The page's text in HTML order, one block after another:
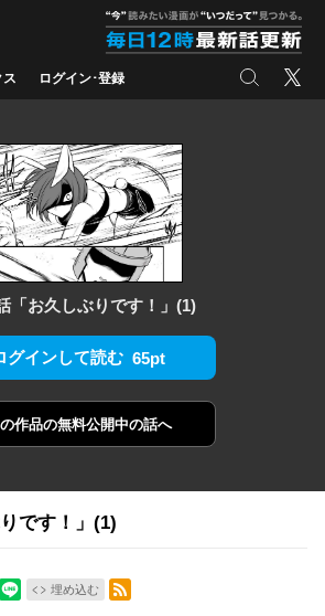
ス ログイン･登録 検索 X
「お久しぶりです！」(1)
グインして読む 65pt
作品の無料公開中の話へ
です！」(1)
埋め込む
RSSフィード